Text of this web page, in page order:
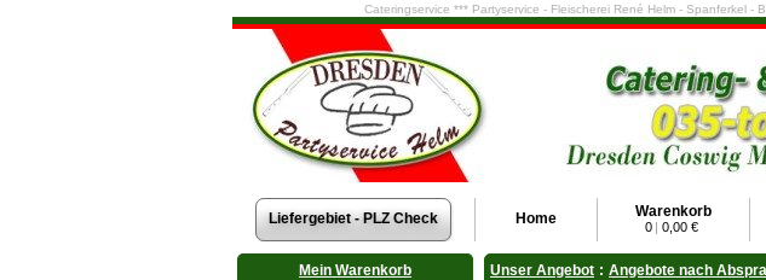
Cateringservice *** Partyservice - Fleischerei René Helm - Spanferkel
Liefergebiet - PLZ Check Home Warenkorb
0 | 0,00 €
Mein Warenkorb
Unser Angebot : Angebote nach